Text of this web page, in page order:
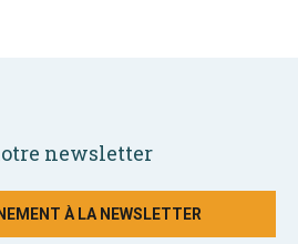
newsletter
À LA NEWSLETTER